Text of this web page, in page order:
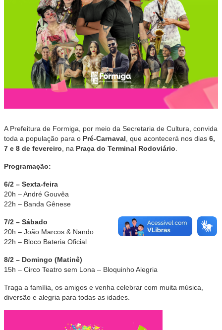
A Prefeitura de Formiga, por meio da Secretaria de Cultura, convida
toda a população para o Pré-Carnaval , que acontecerá nos dias 6,
7 e 8 de fevereiro , na Praça do Terminal Rodoviário
Programação:
6/2 – Sexta-feira
20h – André Gouvêa
22h – Banda Gênese
7/2 – Sábado
20h – João Marcos & Nando
22h – Bloco Bateria Oficial
8/2 – Domingo (Matinê)
15h – Circo Teatro sem Lona – Bloquinho Alegria
Traga a família, os amigos e venha celebrar com muita música,
diversão e alegria para todas as idades.